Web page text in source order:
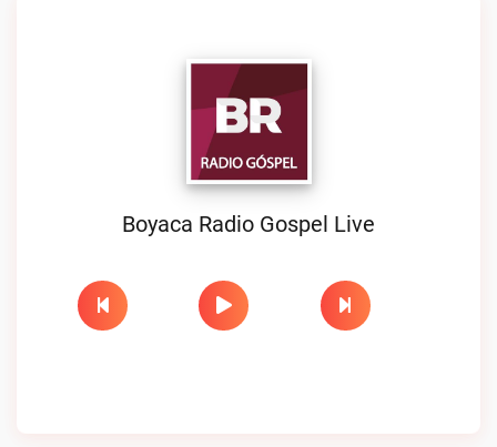
Boyaca Radio Gospel Live